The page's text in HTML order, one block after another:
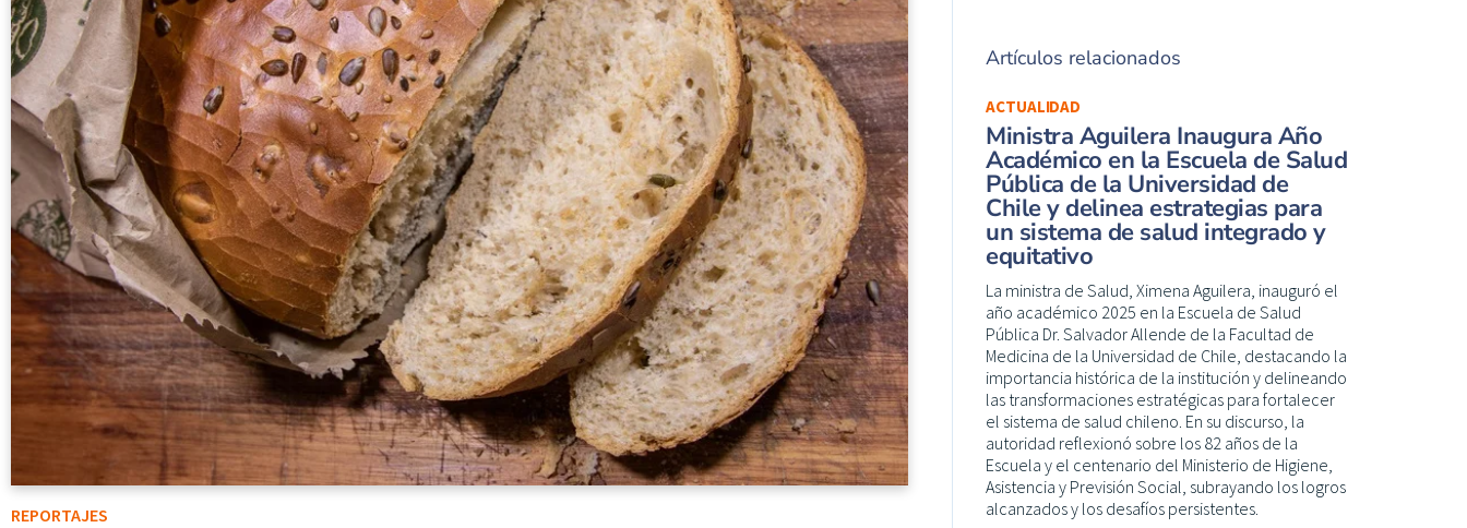
REPORTAJES
Artículos relacionados
ACTUALIDAD
Ministra Aguilera Inaugura Año
Académico en la Escuela de Salud
Pública de la Universidad de
Chile y delinea estrategias para
un sistema de salud integrado y
equitativo
La ministra de Salud, Ximena Aguilera, inauguró el
año académico 2025 en la Escuela de Salud
Pública Dr. Salvador Allende de la Facultad de
Medicina de la Universidad de Chile, destacando la
importancia histórica de la institución y delineando
las transformaciones estratégicas para fortalecer
el sistema de salud chileno. En su discurso, la
autoridad reflexionó sobre los 82 años de la
Escuela y el centenario del Ministerio de Higiene,
Asistencia y Previsión Social, subrayando los logros
alcanzados y los desafíos persistentes.